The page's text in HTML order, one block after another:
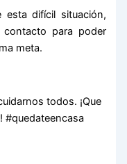
difícil situación,
para poder
meta.
todos. ¡Que
#quedateencasa